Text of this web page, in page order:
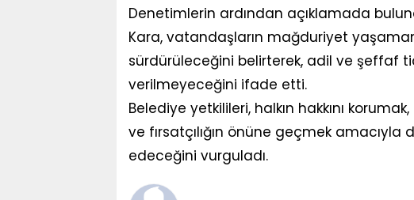
Denetimlerin ardından açıklamada
Kara, vatandaşların mağduriyet
sürdürüleceğini belirterek, adil ve şeffaf
verilmeyeceğini ifade etti.
Belediye yetkilileri, halkın hakkını
ve fırsatçılığın önüne geçmek amacıyla
edeceğini vurguladı.